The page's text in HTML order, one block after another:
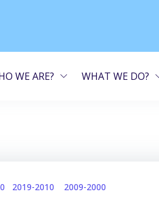
WE ARE? WHAT WE DO?
2019-2010 2009-2000